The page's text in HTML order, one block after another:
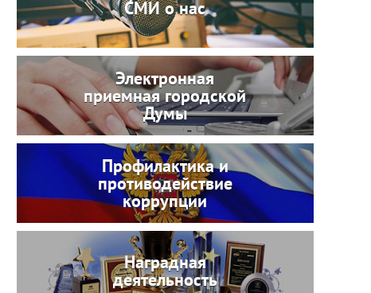
СМИ о нас
Электронная
приемная городской
Думы
Профилактика и
противодействие
коррупции
Наградная
деятельность